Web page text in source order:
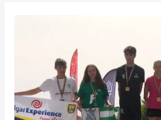
José
Pedro